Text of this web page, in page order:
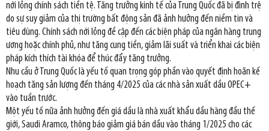
nới lỏng chính sách tiền tệ. Tăng trưởng kinh tế của Trung Quốc đã bị đình trệ
do sự suy giảm của thị trường bất động sản đã ảnh hưởng đến niềm tin và
tiêu dùng. Chính sách nới lỏng đề cập đến các biện pháp của ngân hàng trung
ương hoặc chính phủ, như tăng cung tiền, giảm lãi suất và triển khai các biện
pháp kích thích tài khóa để thúc đẩy tăng trưởng.
Nhu cầu ở Trung Quốc là yếu tố quan trọng góp phần vào quyết định hoãn kế
hoạch tăng sản lượng đến tháng 4/2025 của các nhà sản xuất dầu OPEC+
vào tuần trước.
Một yếu tố nữa ảnh hưởng đến giá dầu là nhà xuất khẩu dầu hàng đầu thế
giới, Saudi Aramco, thông báo giảm giá bán dầu vào tháng 1/2025 cho các